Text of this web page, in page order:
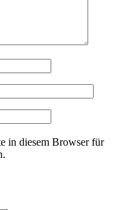
in diesem Browser für